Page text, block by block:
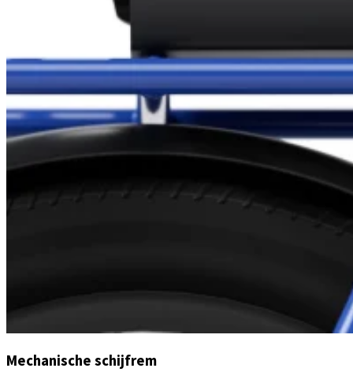
Mechanische schijfrem